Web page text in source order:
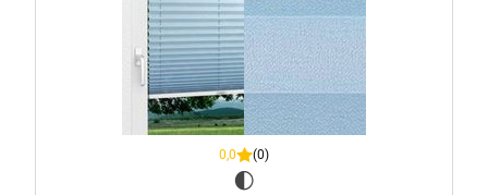
0,0 (0)